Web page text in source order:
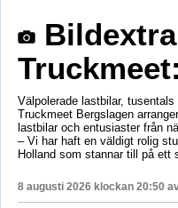
Välpolerade lastbilar,
Truckmeet Bergslagen
lastbilar och entusiaster från
– Vi har haft en väldigt rolig
Holland som stannar till på ett
8 augusti 2026 klockan 20:50